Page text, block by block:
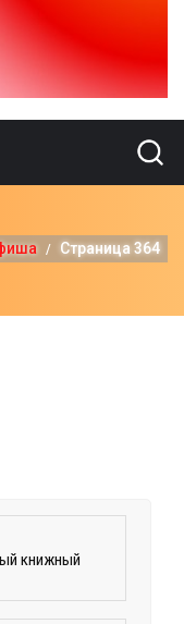
Страница 364
книжный